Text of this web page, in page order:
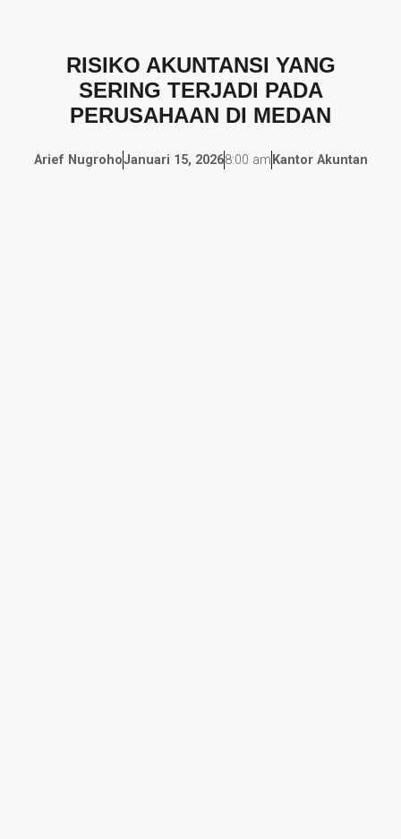
RISIKO AKUNTANSI YANG
SERING TERJADI PADA
PERUSAHAAN DI MEDAN
Arief NugrohoJanuari 15, 20268:00 amKantor Akuntan